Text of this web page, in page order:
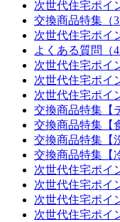
次世代住宅ポイ
交換商品特集（
次世代住宅ポイ
よくある質問（4
次世代住宅ポイ
次世代住宅ポイ
次世代住宅ポイ
交換商品特集【
交換商品特集【
交換商品特集【
交換商品特集【
次世代住宅ポイ
次世代住宅ポイ
次世代住宅ポイ
次世代住宅ポイ